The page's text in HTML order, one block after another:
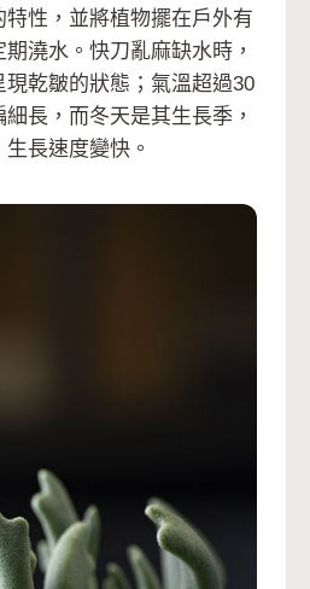
性，並將植物擺在戶外有
澆水。快刀亂麻缺水時，
現乾皺的狀態；氣溫超過30
長，而冬天是其生長季，
長速度變快。